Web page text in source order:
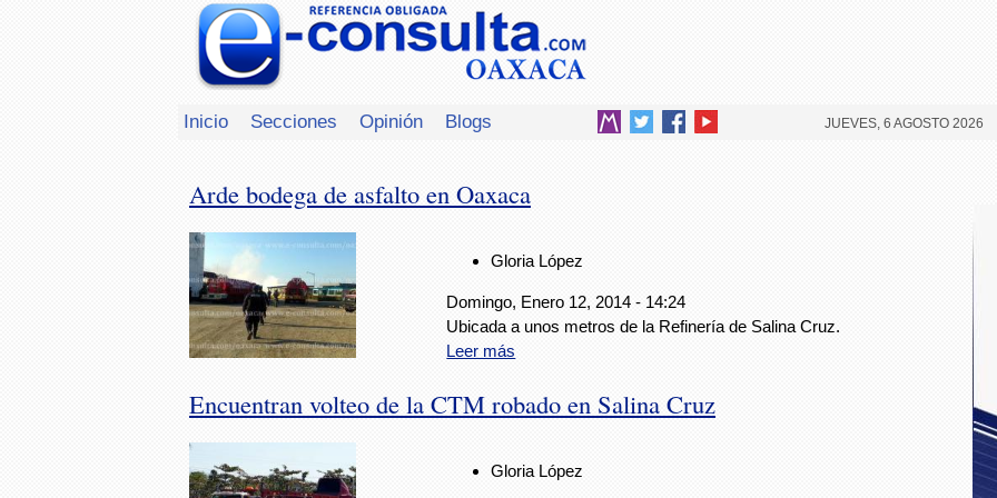
Inicio Secciones Opinión Blogs JUEVES, 6 AGOSTO 2026
Arde bodega de asfalto en Oaxaca
Gloria López
Domingo, Enero 12, 2014 - 14:24
Ubicada a unos metros de la Refinería de Salina Cruz.
Leer más
Encuentran volteo de la CTM robado en Salina Cruz
Gloria López